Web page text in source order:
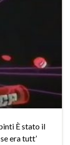
È stato il
era tutt’